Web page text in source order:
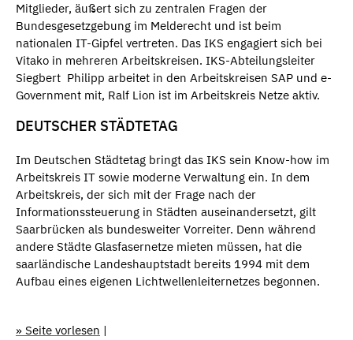
Mitglieder, äußert sich zu zentralen Fragen der
Bundesgesetzgebung im Melderecht und ist beim
nationalen IT-Gipfel vertreten. Das IKS engagiert sich bei
Vitako in mehreren Arbeitskreisen. IKS-Abteilungsleiter
Siegbert Philipp arbeitet in den Arbeitskreisen SAP und e-
Government mit, Ralf Lion ist im Arbeitskreis Netze aktiv.
DEUTSCHER STÄDTETAG
Im Deutschen Städtetag bringt das IKS sein Know-how im
Arbeitskreis IT sowie moderne Verwaltung ein. In dem
Arbeitskreis, der sich mit der Frage nach der
Informationssteuerung in Städten auseinandersetzt, gilt
Saarbrücken als bundesweiter Vorreiter. Denn während
andere Städte Glasfasernetze mieten müssen, hat die
saarländische Landeshauptstadt bereits 1994 mit dem
Aufbau eines eigenen Lichtwellenleiternetzes begonnen.
» Seite vorlesen |